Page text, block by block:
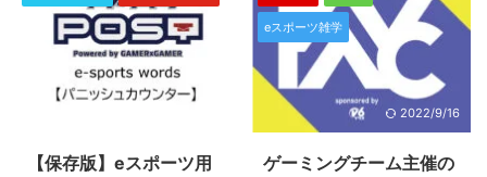
【保存版】eスポーツ用
eスポーツ雑学
2022/9/16
ゲーミングチーム主催の